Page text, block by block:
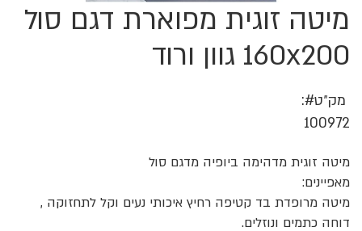
מיטה זוגית מפוארת דגם סול
160x200 גוון ורוד
מק״ט
100972
מיטה זוגית מדהימה ביופיה מדגם סול
מאפיינים:
מיטה מרופדת בד קטיפה רחיץ איכותי נעים וקל לתחזוקה ,
דוחה כתמים ונוזלים.
לדלג
להתחלה
גלריית